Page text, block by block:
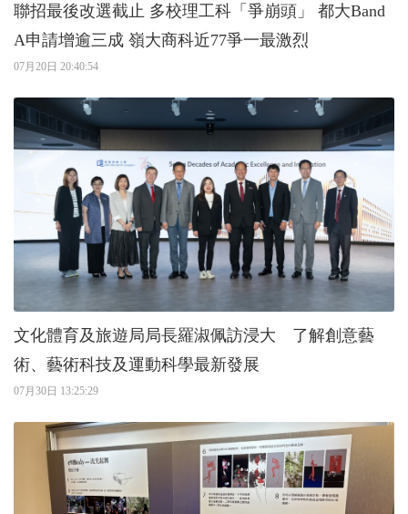
聯招最後改選截止 多校理工科「爭崩頭」 都大Band
A申請增逾三成 嶺大商科近77爭一最激烈
07月20日 20:40:54
文化體育及旅遊局局長羅淑佩訪浸大 了解創意藝
術、藝術科技及運動科學最新發展
07月30日 13:25:29